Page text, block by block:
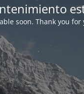
soon. Thank you for